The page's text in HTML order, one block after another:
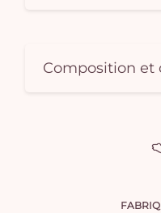
Composition et